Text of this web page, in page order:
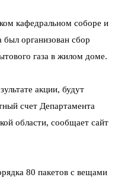
кафедральном соборе и
был организован сбор
газа в жилом доме.
акции, будут
счет Департамента
области, сообщает сайт
80 пакетов с вещами